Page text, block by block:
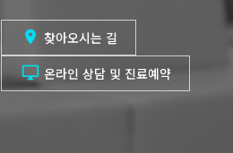
 찾아오시는 길
 온라인 상담 및 진료예약